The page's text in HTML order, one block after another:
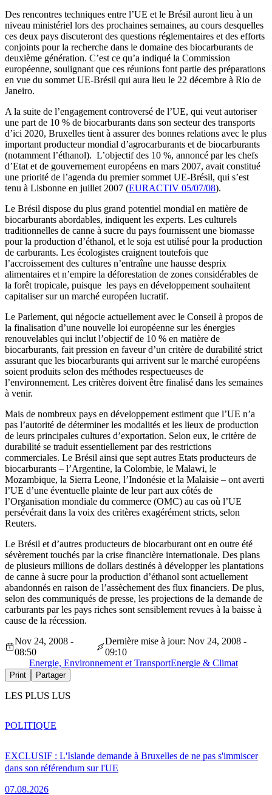
Des rencontres techniques entre l’UE et le Brésil auront lieu à un
niveau ministériel lors des prochaines semaines, au cours desquelles
ces deux pays discuteront des questions réglementaires et des efforts
conjoints pour la recherche dans le domaine des biocarburants de
deuxième génération. C’est ce qu’a indiqué la Commission
européenne, soulignant que ces réunions font partie des préparations
en vue du sommet UE-Brésil qui aura lieu le 22 décembre à Rio de
Janeiro.
A la suite de l’engagement controversé de l’UE, qui veut autoriser
une part de 10 % de biocarburants dans son secteur des transports
d’ici 2020, Bruxelles tient à assurer des bonnes relations avec le plus
important producteur mondial d’agrocarburants et de biocarburants
(notamment l’éthanol). L’objectif des 10 %, annoncé par les chefs
d’Etat et de gouvernement européens en mars 2007, avait constitué
une priorité de l’agenda du premier sommet UE-Brésil, qui s’est
tenu à Lisbonne en juillet 2007 (EURACTIV 05/07/08).
Le Brésil dispose du plus grand potentiel mondial en matière de
biocarburants abordables, indiquent les experts. Les culturels
traditionnelles de canne à sucre du pays fournissent une biomasse
pour la production d’éthanol, et le soja est utilisé pour la production
de carburants. Les écologistes craignent toutefois que
l’accroissement des cultures n’entraîne une hausse desprix
alimentaires et n’empire la déforestation de zones considérables de
la forêt tropicale, puisque les pays en développement souhaitent
capitaliser sur un marché européen lucratif.
Le Parlement, qui négocie actuellement avec le Conseil à propos de
la finalisation d’une nouvelle loi européenne sur les énergies
renouvelables qui inclut l’objectif de 10 % en matière de
biocarburants, fait pression en faveur d’un critère de durabilité strict
assurant que les biocarburants qui arrivent sur le marché européens
soient produits selon des méthodes respectueuses de
l’environnement. Les critères doivent être finalisé dans les semaines
à venir.
Mais de nombreux pays en développement estiment que l’UE n’a
pas l’autorité de déterminer les modalités et les lieux de production
de leurs principales cultures d’exportation. Selon eux, le critère de
durabilité se traduit essentiellement par des restrictions
commerciales. Le Brésil ainsi que sept autres Etats producteurs de
biocarburants – l’Argentine, la Colombie, le Malawi, le
Mozambique, la Sierra Leone, l’Indonésie et la Malaisie – ont averti
l’UE d’une éventuelle plainte de leur part aux côtés de
l’Organisation mondiale du commerce (OMC) au cas où l’UE
persévérait dans la voix des critères exagérément stricts, selon
Reuters.
Le Brésil et d’autres producteurs de biocarburant ont en outre été
sévèrement touchés par la crise financière internationale. Des plans
de plusieurs millions de dollars destinés à développer les plantations
de canne à sucre pour la production d’éthanol sont actuellement
abandonnés en raison de l’assèchement des flux financiers. De plus,
selon des communiqués de presse, les projections de la demande de
carburants par les pays riches sont sensiblement revues à la baisse à
cause de la récession.
Nov 24, 2008 -
08:50
Dernière mise à jour: Nov 24, 2008 -
09:10
Energie, Environnement et TransportEnergie & Climat
Print Partager
LES PLUS LUS
EXCLUSIF : L'Islande demande à Bruxelles de ne pas s'immiscer
dans son référendum sur l'UE
07.08.2026
POLITIQUE